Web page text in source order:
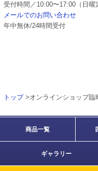
受付時間／10:00〜17:00（日曜
メールでのお問い合わせ
年中無休/24時間受付
トップ>オンラインショップ臨
商品一覧
ギャラリー